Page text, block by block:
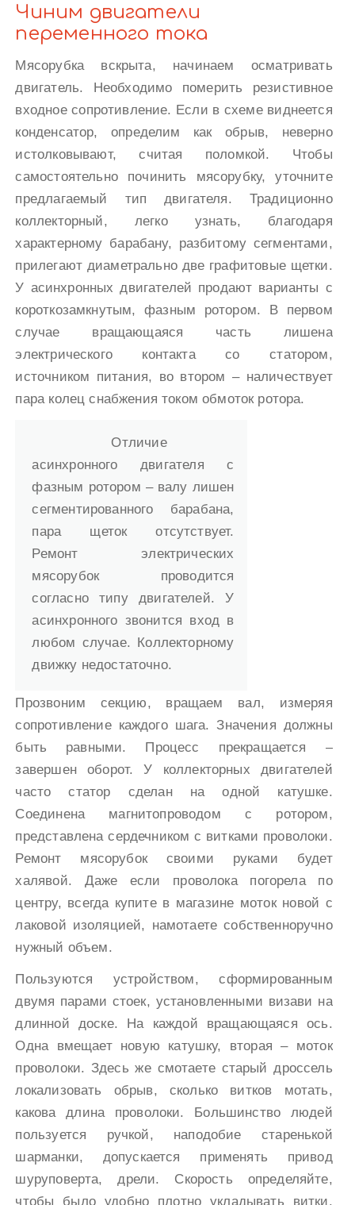
Чиним двигатели
переменного тока
Мясорубка вскрыта, начинаем осматривать
двигатель. Необходимо померить резистивное
входное сопротивление. Если в схеме виднеется
конденсатор, определим как обрыв, неверно
истолковывают, считая поломкой. Чтобы
самостоятельно починить мясорубку, уточните
предлагаемый тип двигателя. Традиционно
коллекторный, легко узнать, благодаря
характерному барабану, разбитому сегментами,
прилегают диаметрально две графитовые щетки.
У асинхронных двигателей продают варианты с
короткозамкнутым, фазным ротором. В первом
случае вращающаяся часть лишена
электрического контакта со статором,
источником питания, во втором – наличествует
пара колец снабжения током обмоток ротора.
Отличие
асинхронного двигателя с
фазным ротором – валу лишен
сегментированного барабана,
пара щеток отсутствует.
Ремонт электрических
мясорубок проводится
согласно типу двигателей. У
асинхронного звонится вход в
любом случае. Коллекторному
движку недостаточно.
Прозвоним секцию, вращаем вал, измеряя
сопротивление каждого шага. Значения должны
быть равными. Процесс прекращается –
завершен оборот. У коллекторных двигателей
часто статор сделан на одной катушке.
Соединена магнитопроводом с ротором,
представлена сердечником с витками проволоки.
Ремонт мясорубок своими руками будет
халявой. Даже если проволока погорела по
центру, всегда купите в магазине моток новой с
лаковой изоляцией, намотаете собственноручно
нужный объем.
Пользуются устройством, сформированным
двумя парами стоек, установленными визави на
длинной доске. На каждой вращающаяся ось.
Одна вмещает новую катушку, вторая – моток
проволоки. Здесь же смотаете старый дроссель
локализовать обрыв, сколько витков мотать,
какова длина проволоки. Большинство людей
пользуется ручкой, наподобие старенькой
шарманки, допускается применять привод
шуруповерта, дрели. Скорость определяйте,
чтобы было удобно плотно укладывать витки.